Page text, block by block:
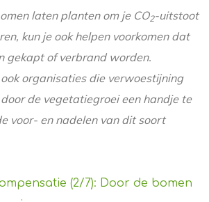
laten planten om je CO2-uitstoot
kun je ook helpen voorkomen dat
gekapt of verbrand worden.
organisaties die verwoestijning
de vegetatiegroei een handje te
voor- en nadelen van dit soort
(2/7): Door de bomen